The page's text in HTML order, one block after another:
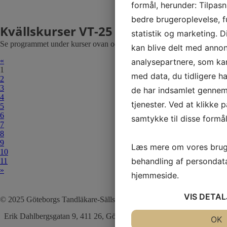
Kvällskurser VT-25 20 Januari
Se programmet under kurser ovan och anmäl er!
«
1
2
3
4
5
6
7
8
9
10
11
»
© 2025 Göteborgs Tandläkare-Sällskap |
Erik Dahlbergsgatan 9, 411 26, Göteborg |
formål, herunder:
bedre brugeroplevelse,
statistik og marketing.
kan blive delt med
analysepartnere, som
med data, du tidligere
de har indsamlet
tjenester. Ved at klikke
samtykke til disse
Læs mere om vores
behandling af
hjemmeside.
VIS
OK